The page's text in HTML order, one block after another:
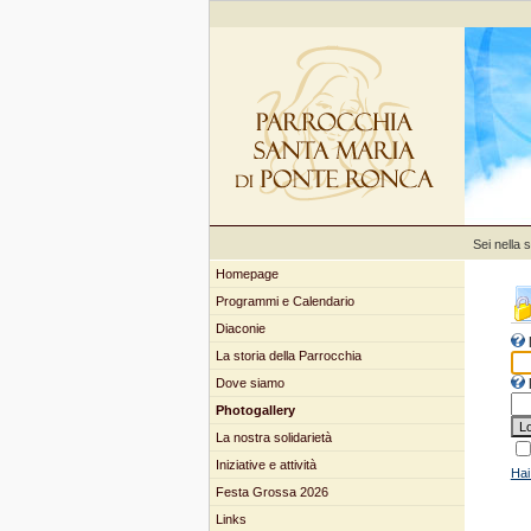
Sei nella
Homepage
Programmi e Calendario
Diaconie
La storia della Parrocchia
Dove siamo
Photogallery
La nostra solidarietà
Iniziative e attività
Festa Grossa 2026
Links